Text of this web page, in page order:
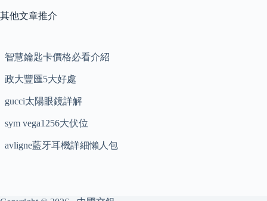
其他文章推介
智慧鑰匙卡價格必看介紹
政大豐匯5大好處
gucci太陽眼鏡詳解
sym vega1256大伏位
avligne藍牙耳機詳細懶人包